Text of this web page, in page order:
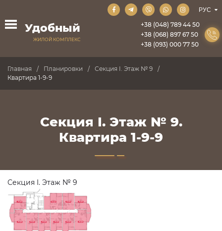
Удобный
ЖИЛОЙ КОМПЛЕКС
+38 (048) 789 44 50
+38 (068) 897 67 50
+38 (093) 000 77 50
Главная Планировки
Секция I. Этаж № 9
Квартира 1-9-9
Секция I. Этаж № 9.
Квартира 1-9-9
Секция I. Этаж № 9
ПРОДАНО ПРОДАНО ПРОДАНО
ПРОДАНО
ПРОДАНО
ПРОДАНО
ПРОДАНО
ПРОДАНО
ПРОДАНО
ПРОДАНО